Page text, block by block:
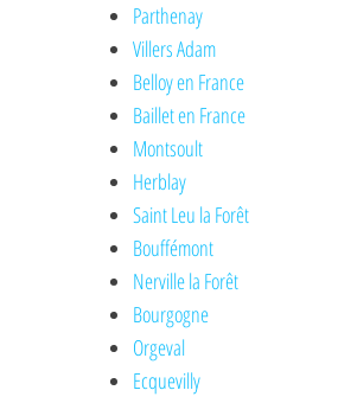
Parthenay
Villers Adam
Belloy en France
Baillet en France
Montsoult
Herblay
Saint Leu la Forêt
Bouffémont
Nerville la Forêt
Bourgogne
Orgeval
Ecquevilly